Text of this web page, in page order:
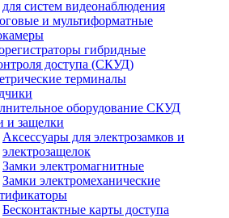
для систем видеонаблюдения
и мультиформатные
гибридные
доступа (СКУД)
терминалы
оборудование СКУД
и защелки
Аксессуары для электрозамков и
электрозащелок
Замки электромагнитные
Замки электромеханические
Бесконтактные карты доступа